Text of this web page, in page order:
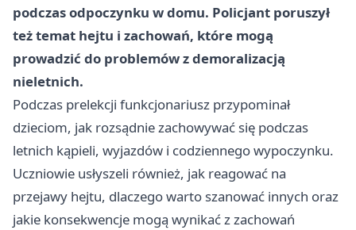
podczas odpoczynku w domu. Policjant poruszył
też temat hejtu i zachowań, które mogą
prowadzić do problemów z demoralizacją
nieletnich.
Podczas prelekcji funkcjonariusz przypominał
dzieciom, jak rozsądnie zachowywać się podczas
letnich kąpieli, wyjazdów i codziennego wypoczynku.
Uczniowie usłyszeli również, jak reagować na
przejawy hejtu, dlaczego warto szanować innych oraz
jakie konsekwencje mogą wynikać z zachowań